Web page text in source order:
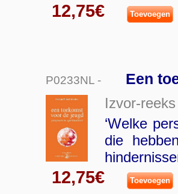
12,75€ Toevoegen
P0233NL - Een
Izvor-reeks
‘Welke
die
12,75€ Toevoegen